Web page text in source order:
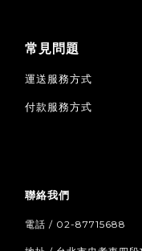
常見問題
運送服務方式
付款服務方式
聯絡我們
電話 / 02-87715688